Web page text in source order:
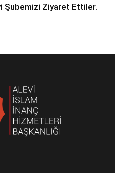
Şubemizi Ziyaret Ettiler.